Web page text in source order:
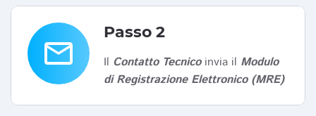
email
Passo 2
Il Contatto Tecnicoinvia il Modulo
di Registrazione Elettronico (MRE)